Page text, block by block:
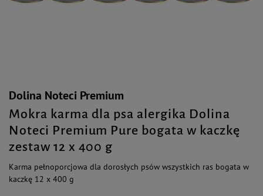
Dolina Noteci Premium
Mokra karma dla psa alergika Dolina
Noteci Premium Pure bogata w kaczkę
zestaw 12 x 400 g
Karma pełnoporcjowa dla dorosłych psów wszystkich ras bogata w
kaczkę 12 x 400 g